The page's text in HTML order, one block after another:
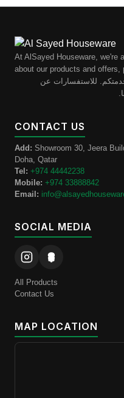
At AlSayed Houseware, we're
about our products and offers,
للاستفسارات عن
CONTACT US
Add: Showroom 30, Jeera
Doha, Qatar
Tel: +974 44442238
Mobile: +974 33888842
Email:
SOCIAL MEDIA
All Products
Contact Us
MAP LOCATION